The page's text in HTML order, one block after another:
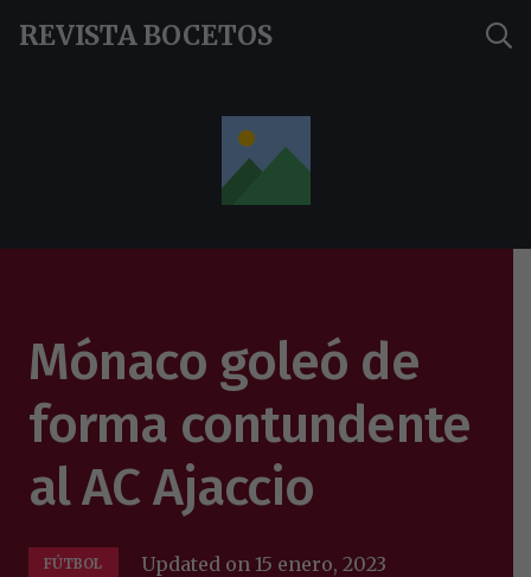
REVISTA BOCETOS
Mónaco goleó de
forma contundente
al AC Ajaccio
FÚTBOL Updated on 15 enero, 2023